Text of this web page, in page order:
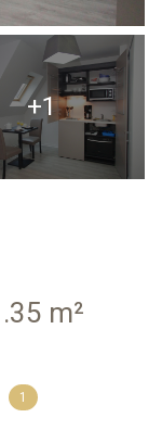
+1
Studio 1 pièce(s) 21.35 m²
1